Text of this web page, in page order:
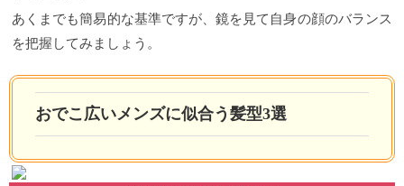
あくまでも簡易的な基準ですが、鏡を見て自身の顔のバランス
を把握してみましょう。
おでこ広いメンズに似合う髪型3選